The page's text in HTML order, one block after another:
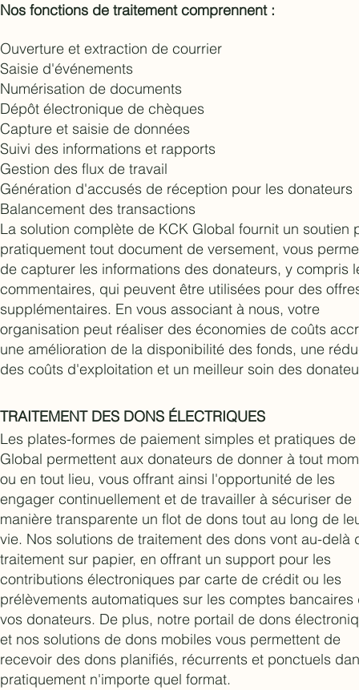
Nos fonctions de traitement comprennent :
Ouverture et extraction de courrier
Saisie d'événements
Numérisation de documents
Dépôt électronique de chèques
Capture et saisie de données
Suivi des informations et rapports
Gestion des flux de travail
Génération d'accusés de réception pour les donateurs
Balancement des transactions
La solution complète de KCK Global fournit un soutien
pratiquement tout document de versement, vous
de capturer les informations des donateurs, y compris
commentaires, qui peuvent être utilisées pour des
supplémentaires. En vous associant à nous, votre
organisation peut réaliser des économies de coûts
une amélioration de la disponibilité des fonds, une
des coûts d'exploitation et un meilleur soin des
TRAITEMENT DES DONS ÉLECTRIQUES
Les plates-formes de paiement simples et pratiques
Global permettent aux donateurs de donner à tout
ou en tout lieu, vous offrant ainsi l'opportunité de les
engager continuellement et de travailler à sécuriser de
manière transparente un flot de dons tout au long de
vie. Nos solutions de traitement des dons vont au-delà
traitement sur papier, en offrant un support pour les
contributions électroniques par carte de crédit ou les
prélèvements automatiques sur les comptes bancaires
vos donateurs. De plus, notre portail de dons
et nos solutions de dons mobiles vous permettent de
recevoir des dons planifiés, récurrents et ponctuels
pratiquement n'importe quel format.